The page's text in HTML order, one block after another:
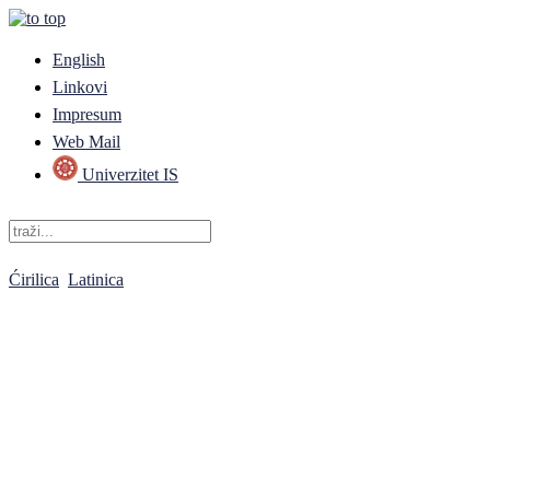
English
Linkovi
Impresum
Web Mail
Univerzitet IS
Ćirilica Latinica